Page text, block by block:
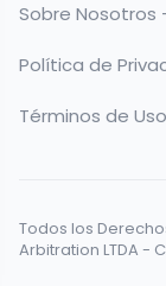
Sobre Nosotros
Política de
Términos de Uso
Todos los
Arbitration LTDA -